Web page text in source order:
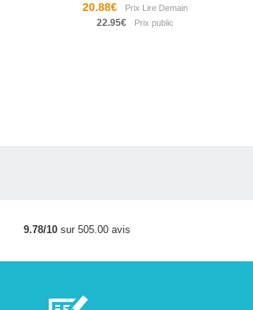
20.88€
22.95€
9.78/10sur 505.00 avis